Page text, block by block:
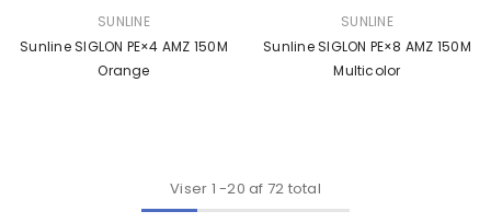
SUNLINE
Sunline SIGLON PE×4 AMZ 150M
Orange
SUNLINE
Sunline SIGLON PE×8 AMZ 150M
Multicolor
Viser 1 -20 af 72 total